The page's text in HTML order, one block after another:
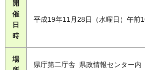
開
催
日
時
平成19年11月28日（水曜日）午前
場
県庁第二庁舎 県政情報センター内